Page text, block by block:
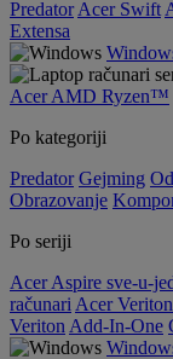
Predator Acer Swift
Extensa
Acer AMD Ryzen™
Po kategoriji
Predator Gejming
Obrazovanje
Po seriji
Acer Aspire sve-u-
računari Acer
Veriton Add-In-One